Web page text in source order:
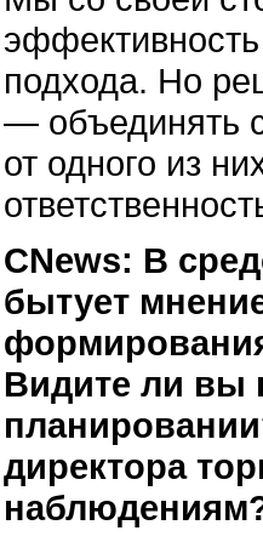
эффективность
подхода. Но
— объединять
от одного из
CNews: В
бытует
Видите ли вы
директора